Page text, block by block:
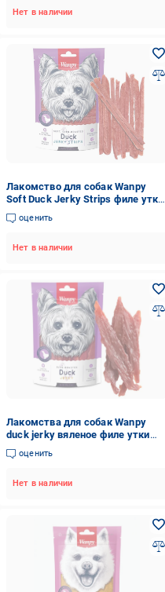
Нет в наличии
Лакомство для собак Wanpy
Soft Duck Jerky Strips филе утки
вяленое (DA-02S)
оценить
Нет в наличии
Лакомства для собак Wanpy
duck jerky вяленое филе утки
100 г
оценить
Нет в наличии